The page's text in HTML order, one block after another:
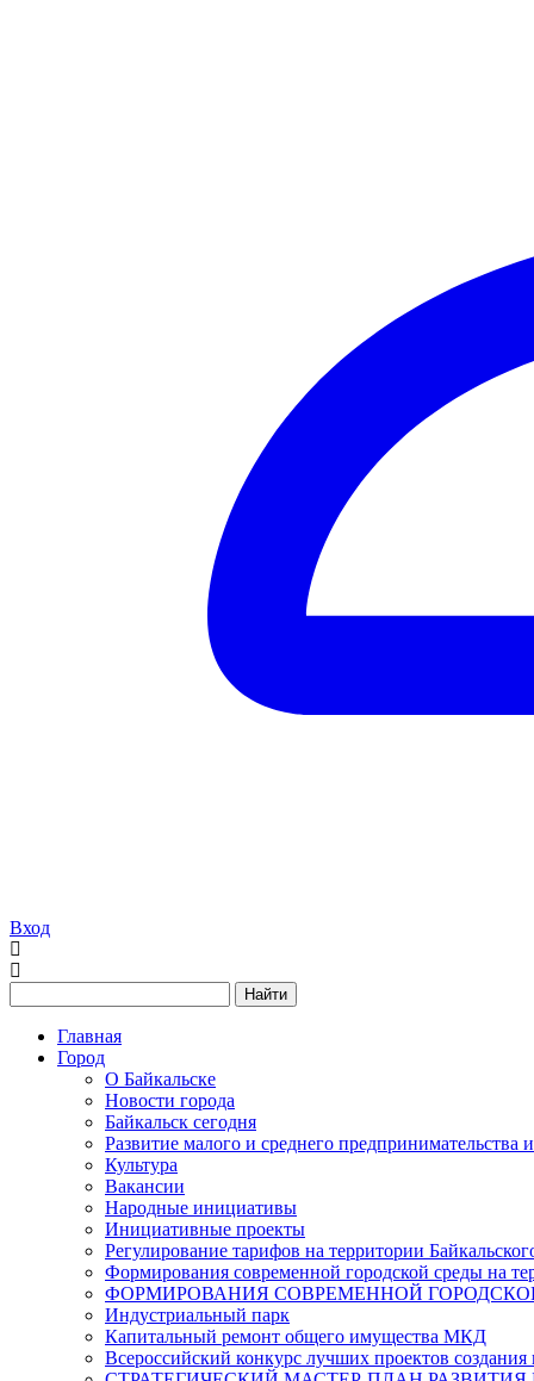
Вход
Найти
Главная
Город
О Байкальске
Новости города
Байкальск сегодня
Развитие малого и среднего предпринимательства
Культура
Вакансии
Народные инициативы
Инициативные проекты
Регулирование тарифов на территории
Формирования современной городской среды на
ФОРМИРОВАНИЯ СОВРЕМЕННОЙ
Индустриальный парк
Капитальный ремонт общего имущества МКД
Всероссийский конкурс лучших проектов